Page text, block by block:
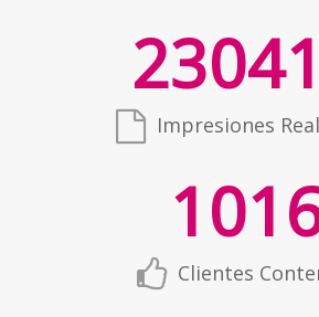
Impresiones
Clientes